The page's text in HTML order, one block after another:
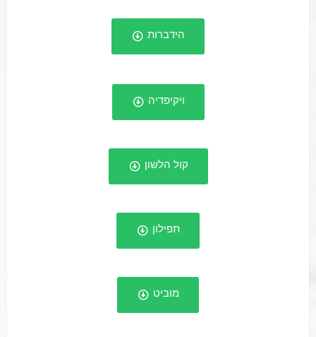
הידברות
ויקיפדיה
קול הלשון
תפילון
מוביט